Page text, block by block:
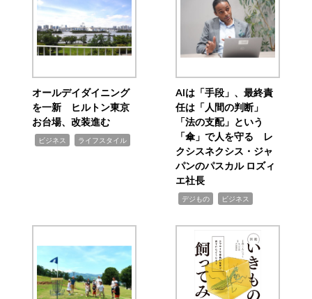
オールデイダイニング
を一新 ヒルトン東京
お台場、改装進む
ビジネス ライフスタイル
AIは「手段」、最終責
任は「人間の判断」
「法の支配」という
「傘」で人を守る レ
クシスネクシス・ジャ
パンのパスカル ロズィ
エ社長
デジもの ビジネス